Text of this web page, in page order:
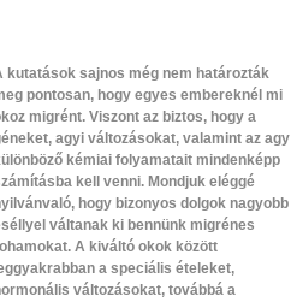
kutatások sajnos még nem határozták
pontosan, hogy egyes embereknél mi
migrént. Viszont az biztos, hogy a
agyi változásokat, valamint az agy
kémiai folyamatait mindenképp
kell venni. Mondjuk eléggé
hogy bizonyos dolgok nagyobb
váltanak ki bennünk migrénes
A kiváltó okok között
a speciális ételeket,
változásokat, továbbá a